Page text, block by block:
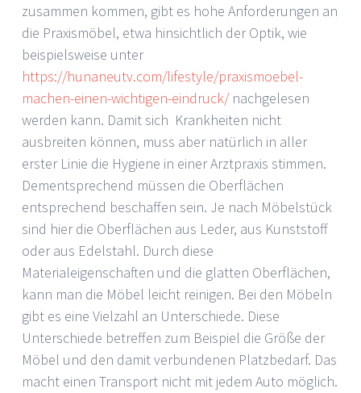
zusammen kommen, gibt es hohe Anforderungen an
die Praxismöbel, etwa hinsichtlich der Optik, wie
beispielsweise unter
https://hunaneutv.com/lifestyle/praxismoebel-
machen-einen-wichtigen-eindruck/nachgelesen
werden kann. Damit sich Krankheiten nicht
ausbreiten können, muss aber natürlich in aller
erster Linie die Hygiene in einer Arztpraxis stimmen.
Dementsprechend müssen die Oberflächen
entsprechend beschaffen sein. Je nach Möbelstück
sind hier die Oberflächen aus Leder, aus Kunststoff
oder aus Edelstahl. Durch diese
Materialeigenschaften und die glatten Oberflächen,
kann man die Möbel leicht reinigen. Bei den Möbeln
gibt es eine Vielzahl an Unterschiede. Diese
Unterschiede betreffen zum Beispiel die Größe der
Möbel und den damit verbundenen Platzbedarf. Das
macht einen Transport nicht mit jedem Auto möglich.